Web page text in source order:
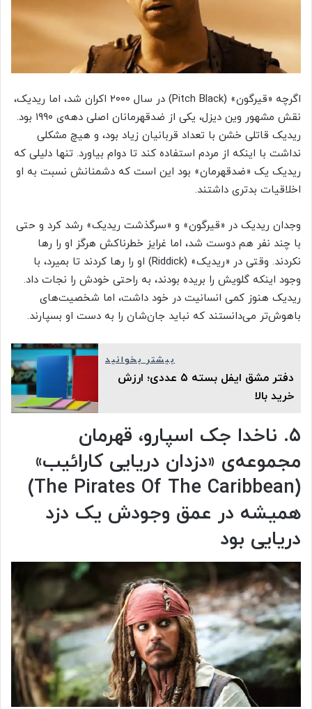
اگرچه «قیرگون» (Pitch Black) در سال ۲۰۰۰ اکران شد، اما ریدیک،
نقش مشهور وین دیزل، یکی از ضدقهرمانان اصلی دهه‌ی ۱۹۹۰ بود.
ریدیک قاتلی خشن با تعداد قربانیان زیاد بود، و هیچ مشکلی
نداشت با اینکه از مردم استفاده کند تا دوام بیاورد. تنها دلیلی که
ریدیک یک «ضدقهرمان» بود این است که دشمنانش نسبت به او
اخلاقیات بدتری داشتند.
وجدان ریدیک در «قیرگون» و «سرگذشت ریدیک» رشد کرد و حتی
با چند نفر هم دوست شد، اما غرایز خطرناکش هرگز او را رها
نکردند. وقتی در «ریدیک» (Riddick) او را رها کردند تا بمیرد، با
وجود اینکه گلویش را بریده بودند، به راحتی خودش را نجات داد.
ریدیک هنوز کمی انسانیت در خود داشت، اما شخصیت‌های
باهوش‌تر می‌دانستند که نباید جان‌شان را به دست او بسپارند.
بیشتر بخوانید
دفتر مشق ایفل بسته ۵ عددى؛ ارزش
خرید بالا
۵. ناخدا جک اسپارو، قهرمان
مجموعه‌ی «دزدان دریایی کارائیب»
(The Pirates Of The Caribbean)
همیشه در عمق وجودش یک دزد
دریایی بود